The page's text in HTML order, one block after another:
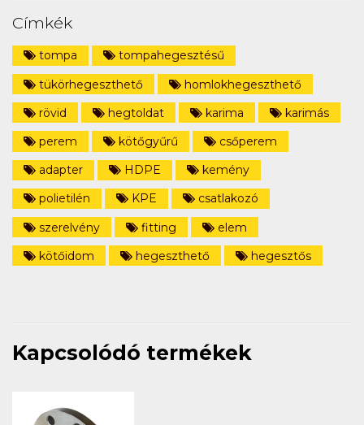
Címkék
tompa
tompahegesztésű
tükörhegeszthető
homlokhegeszthető
rövid
hegtoldat karima
karimás
perem
kötőgyűrű
csőperem
adapter
HDPE
kemény
polietilén
KPE
csatlakozó
szerelvény
fitting
elem
kötőidom
hegeszthető hegesztős
Kapcsolódó termékek